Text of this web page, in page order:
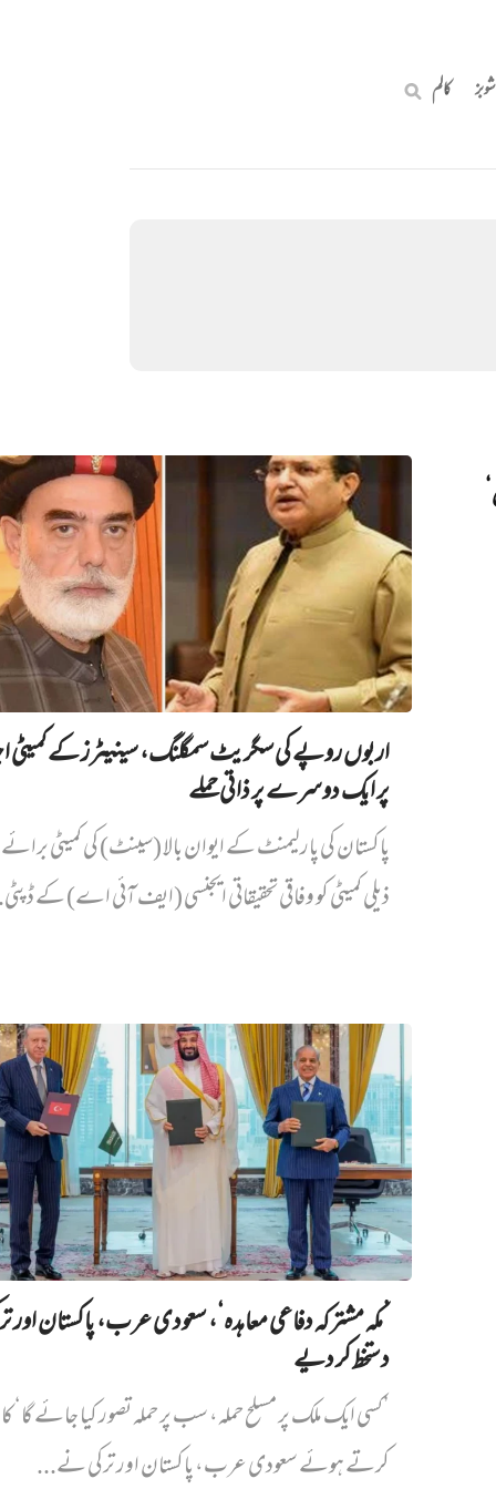
شوبز کالم
اربوں روپے کی سگریٹ سمگلنگ، سینیٹرز کے کمیٹی
پر ایک دوسرے پر ذاتی حملے
پاکستان کی پارلیمنٹ کے ایوان بالا (سینٹ) کی کمیٹی برائے
ذیلی کمیٹی کو وفاقی تحقیقاتی ایجنسی (ایف آئی اے) کے
’مکہ مشترکہ دفاعی معاہدہ‘، سعودی عرب، پاکستان
دستخط کر دیے
’کسی ایک ملک پر مسلح حملہ، سب پر حملہ تصور کیا جائے گا‘
کرتے ہوئے سعودی عرب، پاکستان اور ترکی نے...